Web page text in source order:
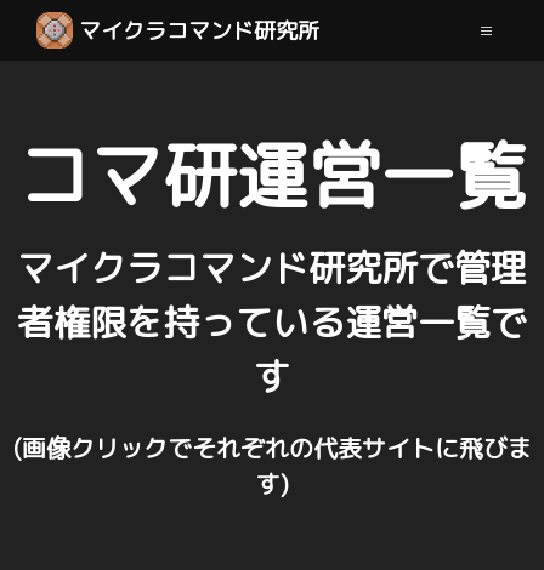
マイクラコマンド研究所
コマ研運営一覧
マイクラコマンド研究所で管理
者権限を持っている運営一覧で
す
(画像クリックでそれぞれの代表サイトに飛びま
す)